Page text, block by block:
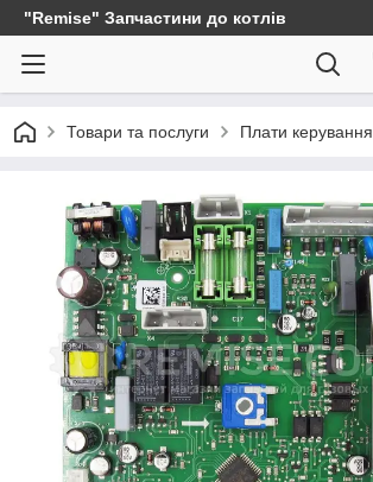
"Remise" Запчастини до котлів
Товари та послуги Плати керування